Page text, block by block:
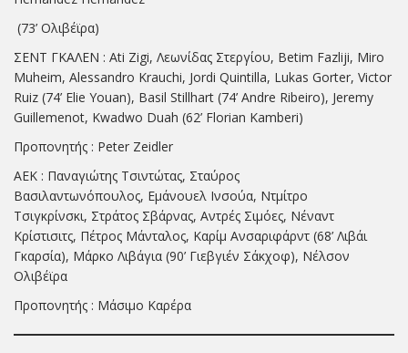
(73’ Ολιβέϊρα)
ΣΕΝΤ ΓΚΑΛΕΝ : Ati Zigi, Λεωνίδας Στεργίου, Betim Fazliji, Miro
Muheim, Alessandro Krauchi, Jordi Quintilla, Lukas Gorter, Victor
Ruiz (74’ Elie Youan), Basil Stillhart (74’ Andre Ribeiro), Jeremy
Guillemenot, Kwadwo Duah (62’ Florian Kamberi)
Προπονητής : Peter Zeidler
ΑΕΚ : Παναγιώτης Τσιντώτας, Σταύρος
Βασιλαντωνόπουλος, Εμάνουελ Ινσούα, Ντμίτρο
Τσιγκρίνσκι, Στράτος Σβάρνας, Αντρές Σιμόες, Νέναντ
Κρίστισιτς, Πέτρος Μάνταλος, Καρίμ Ανσαριφάρντ (68’ Λιβάι
Γκαρσία), Μάρκο Λιβάγια (90’ Γιεβγιέν Σάκχοφ), Νέλσον
Ολιβέϊρα
Προπονητής : Μάσιμο Καρέρα